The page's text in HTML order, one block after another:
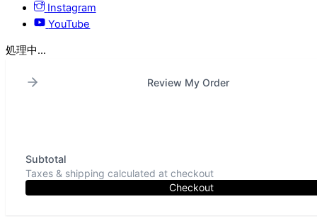
Instagram
YouTube
処理中...
Review My Order
Subtotal
Taxes & shipping calculated at checkout
Checkout